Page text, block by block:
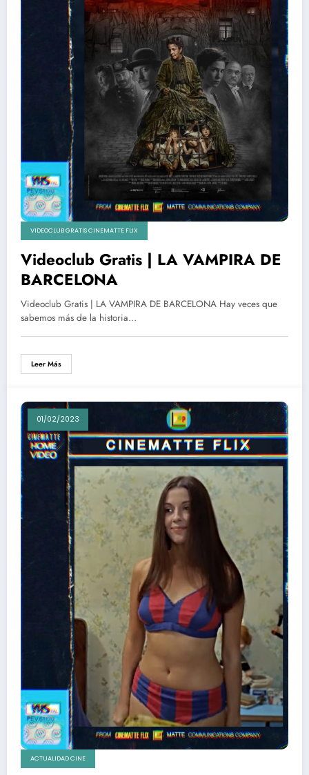
VIDEOCLUB GRATIS CINEMATTE FLIX
Videoclub Gratis | LA VAMPIRA DE
BARCELONA
Videoclub Gratis | LA VAMPIRA DE BARCELONA Hay veces que
sabemos más de la historia…
Leer Más
01/02/2023
ACTUALIDAD CINE